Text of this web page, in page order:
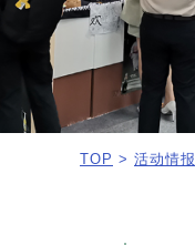
TOP > 活动情报